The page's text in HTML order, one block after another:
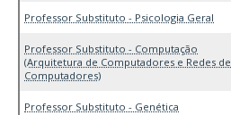
Professor Substituto - Psicologia Geral
Professor Substituto - Computação
(Arquitetura de Computadores e Redes de
Computadores)
Professor Substituto - Genética